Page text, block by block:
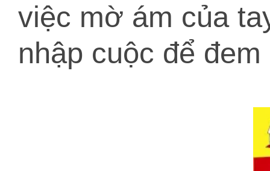
việc mờ ám của
nhập cuộc để